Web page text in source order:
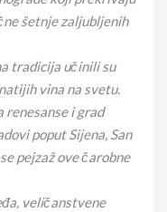
šetnje zaljubljenih
tradicija učinili su
vina na svetu.
renesanse i grad
poput Sijena, San
pejzaž ove čarobne
veličanstvene